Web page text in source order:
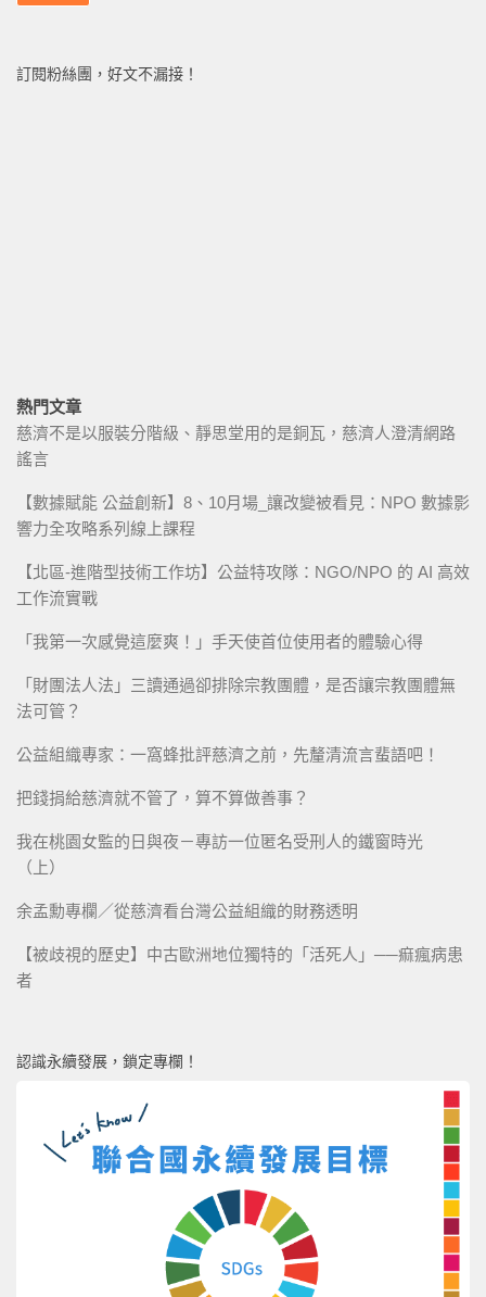
訂閱粉絲團，好文不漏接！
熱門文章
慈濟不是以服裝分階級、靜思堂用的是銅瓦，慈濟人澄清網路
謠言
【數據賦能 公益創新】8、10月場_讓改變被看見：NPO 數據影
響力全攻略系列線上課程
【北區-進階型技術工作坊】公益特攻隊：NGO/NPO 的 AI 高效
工作流實戰
「我第一次感覺這麼爽！」手天使首位使用者的體驗心得
「財團法人法」三讀通過卻排除宗教團體，是否讓宗教團體無
法可管？
公益組織專家：一窩蜂批評慈濟之前，先釐清流言蜚語吧！
把錢捐給慈濟就不管了，算不算做善事？
我在桃園女監的日與夜－專訪一位匿名受刑人的鐵窗時光
（上）
余孟勳專欄／從慈濟看台灣公益組織的財務透明
【被歧視的歷史】中古歐洲地位獨特的「活死人」──痲瘋病患
者
認識永續發展，鎖定專欄！